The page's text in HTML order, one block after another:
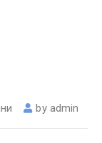
by admin